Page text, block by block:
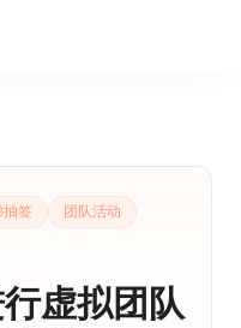
抽签
团队活动
虚拟团队